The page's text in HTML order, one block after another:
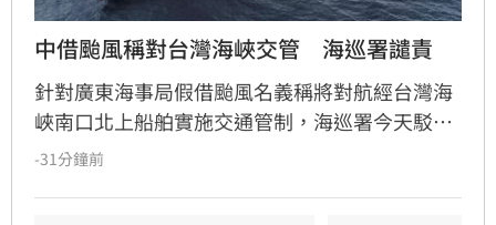
下場慘了
半導體與綠能雙箭頭！ 「它」
中借颱風稱對台灣海峽交管　海巡署譴責
針對廣東海事局假借颱風名義稱將對航經台灣海
峽南口北上船舶實施交通管制，海巡署今天駁斥
中國無權在台灣海峽實施交通管制，並嚴厲譴
-31分鐘前